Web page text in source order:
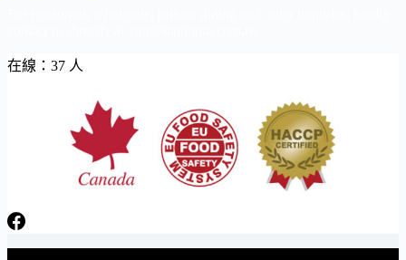
在線：37 人